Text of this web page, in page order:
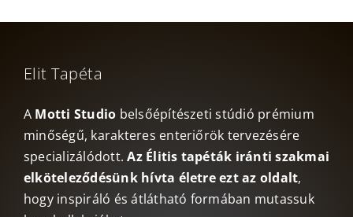
Elit Tapéta
A Motti Studio belsőépítészeti stúdió prémium
minőségű, karakteres enteriőrök tervezésére
specializálódott.Az Élitis tapéták iránti szakmai
elköteleződésünk hívta életre ezt az oldalt,
hogy inspiráló és átlátható formában mutassuk